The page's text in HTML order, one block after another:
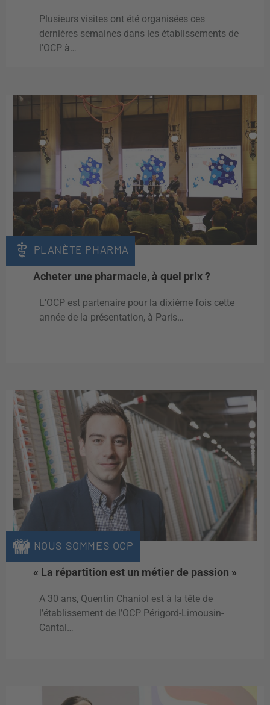
Plusieurs visites ont été organisées ces
dernières semaines dans les établissements de
l’OCP à…
PLANÈTE PHARMA
Acheter une pharmacie, à quel prix ?
L’OCP est partenaire pour la dixième fois cette
année de la présentation, à Paris…
NOUS SOMMES OCP
« La répartition est un métier de passion »
A 30 ans, Quentin Chaniol est à la tête de
l’établissement de l’OCP Périgord-Limousin-
Cantal…